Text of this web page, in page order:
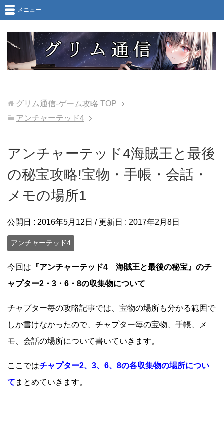
メニュー
グリム通信-ゲーム攻略 TOP
アンチャーテッド4
アンチャーテッド4海賊王と最後
の秘宝攻略!宝物・手帳・会話・
メモの場所1
公開日 : 2016年5月12日 / 更新日 : 2017年2月8日
アンチャーテッド4
今回は 『アンチャーテッド4 海賊王と最後の秘宝』のチ
ャプター2・3・6・8の収集物について
チャプター毎の攻略記事では、宝物の場所も分かる範囲で
しか書けなかったので、チャプター毎の宝物、手帳、メ
モ、会話の場所について書いていきます。
ここではチャプター2、3、6、8の各収集物の場所につい
て まとめていきます。